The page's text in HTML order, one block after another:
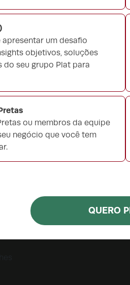
apresentar um desafio
objetivos, soluções
seu grupo Plat para
ou membros da equipe
negócio que você tem
QUERO